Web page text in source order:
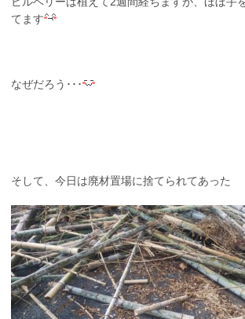
てます
なぜだろう･･･
そして、今日は廃材置場に捨てられてあった